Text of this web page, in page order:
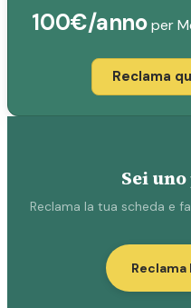
100€/annoper
Reclama
Sei
Reclama la tua scheda e